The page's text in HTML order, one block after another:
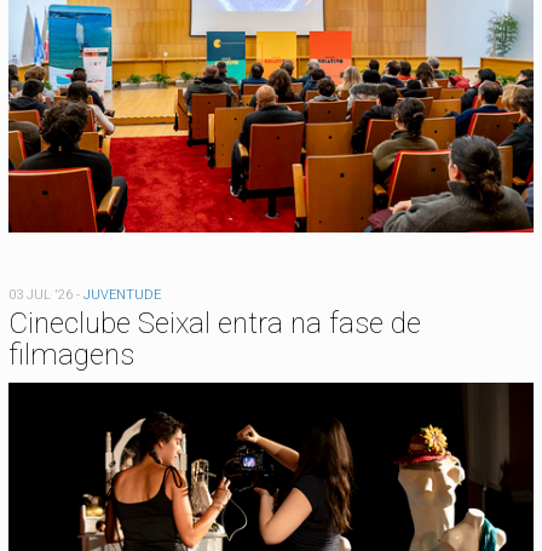
03 JUL '26 - JUVENTUDE
Cineclube Seixal entra na fase de
filmagens